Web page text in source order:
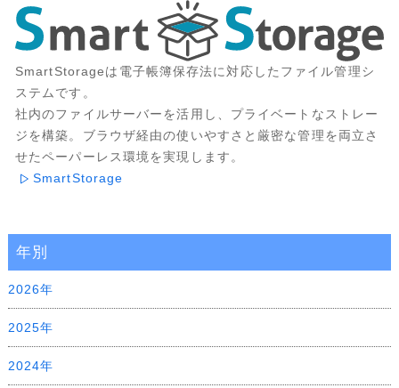
SmartStorageは電子帳簿保存法に対応したファイル管理シ
ステムです。
社内のファイルサーバーを活用し、プライベートなストレー
ジを構築。ブラウザ経由の使いやすさと厳密な管理を両立さ
せたペーパーレス環境を実現します。
SmartStorage
年別
2026年
2025年
2024年